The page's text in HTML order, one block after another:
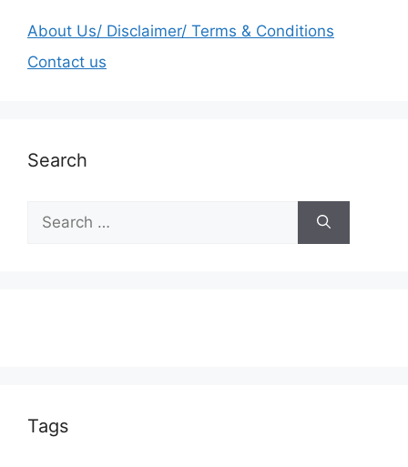
About Us/ Disclaimer/ Terms & Conditions
Contact us
Search
Tags